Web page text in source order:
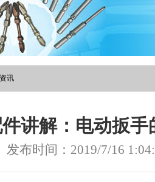
讯
讲解：电动扳手
发布时间：2019/7/16